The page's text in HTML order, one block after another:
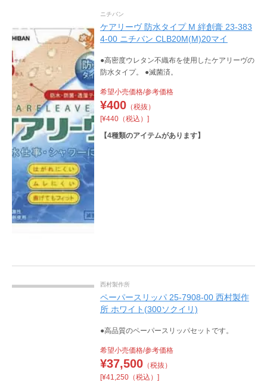
ニチバン
ケアリーヴ 防水タイプ M 絆創膏 23-383
4-00 ニチバン CLB20M(M)20マイ
●高密度ウレタン不織布を使用したケアリーヴの
防水タイプ。 ●滅菌済。
希望小売価格/参考価格
¥400（税抜）
[¥440（税込）]
【4種類のアイテムがあります】
西村製作所
ペーパースリッパ 25-7908-00 西村製作
所 ホワイト(300ソクイリ)
●高品質のペーパースリッパセットです。
希望小売価格/参考価格
¥37,500（税抜）
[¥41,250（税込）]